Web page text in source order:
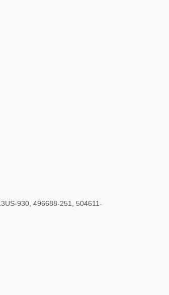
930, 496688-251, 504611-